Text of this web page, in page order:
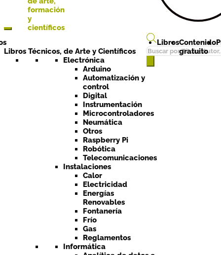
Búsqueda
de
Libros Técnicos, de Arte y Científicos
Electrónica
Arduino
Automatización y
control
Digital
Instrumentación
Microcontroladores
Neumática
Otros
Raspberry Pi
Robótica
Telecomunicaciones
Instalaciones
Calor
Electricidad
Energías
Renovables
Fontanería
Frío
Gas
Reglamentos
Informática
LibrosContenido
gratuito